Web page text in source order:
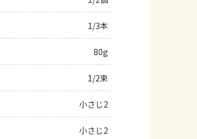
トーク
よくあるお問い合わせ
AJINOMOTO PARK とは
1/3本
80g
1/2束
小さじ2
小さじ2